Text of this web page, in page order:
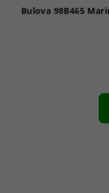
Bulova 98B465